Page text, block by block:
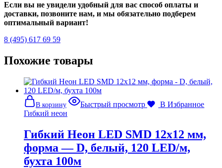
Если вы не увидели удобный для вас способ оплаты и
доставки, позвоните нам, и мы обязательно подберем
оптимальный вариант!
8 (495) 617 69 59
Похожие товары
В корзину Быстрый просмотр
В Избранное
Гибкий неон
Гибкий Неон LED SMD 12х12 мм,
форма — D, белый, 120 LED/м,
бухта 100м